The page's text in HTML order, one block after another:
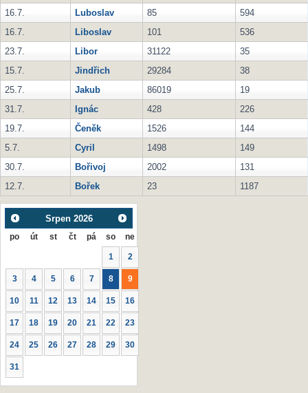
16.7.
Luboslav 85
594
16.7.
Liboslav 101
536
23.7.
Libor 31122
35
15.7.
Jindřich 29284
38
25.7.
Jakub 86019
19
31.7.
Ignác 428
226
19.7.
Čeněk 1526
144
5.7.
Cyril 1498
149
30.7.
Bořivoj 2002
131
12.7.
Bořek 23 1187
Srpen 2026
po út st čt pá so ne
1 2
3 4 5 6 7 8 9
10 11 12 13 14 15 16
17 18 19 20 21 22 23
24 25 26 27 28 29 30
31